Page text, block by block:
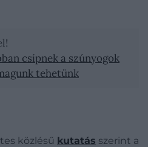
csípnek a szúnyogok
tehetünk
közlésű kutatás szerint a